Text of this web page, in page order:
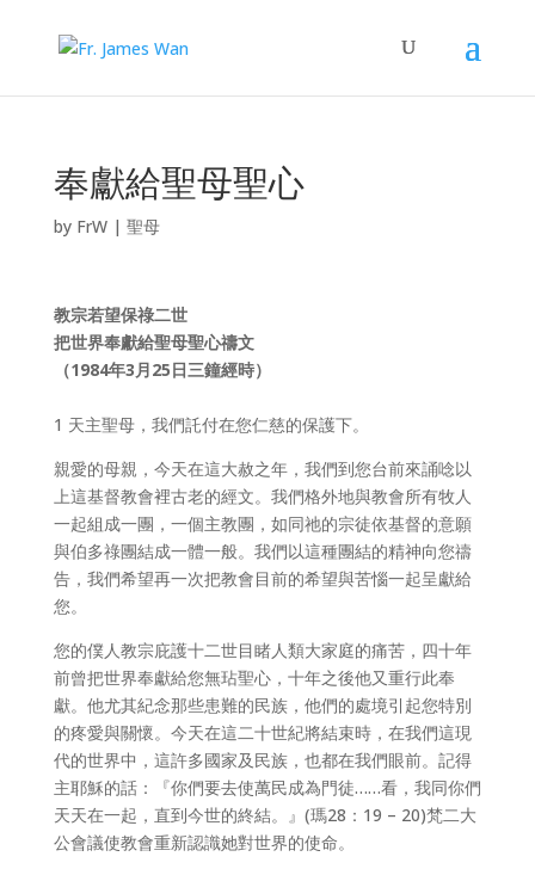
奉獻給聖母聖心
by FrW| 聖母
教宗若望保祿二世
把世界奉獻給聖母聖心禱文
（1984年3月25日三鐘經時）
1 天主聖母，我們託付在您仁慈的保護下。
親愛的母親，今天在這大赦之年，我們到您台前來誦唸以
上這基督教會裡古老的經文。我們格外地與教會所有牧人
一起組成一團，一個主教團，如同祂的宗徒依基督的意願
與伯多祿團結成一體一般。我們以這種團結的精神向您禱
告，我們希望再一次把教會目前的希望與苦惱一起呈獻給
您。
您的僕人教宗庇護十二世目睹人類大家庭的痛苦，四十年
前曾把世界奉獻給您無玷聖心，十年之後他又重行此奉
獻。他尤其紀念那些患難的民族，他們的處境引起您特別
的疼愛與關懷。今天在這二十世紀將結束時，在我們這現
代的世界中，這許多國家及民族，也都在我們眼前。記得
主耶穌的話：『你們要去使萬民成為門徒……看，我同你們
天天在一起，直到今世的終結。』(瑪28：19 – 20)梵二大
公會議使教會重新認識她對世界的使命。